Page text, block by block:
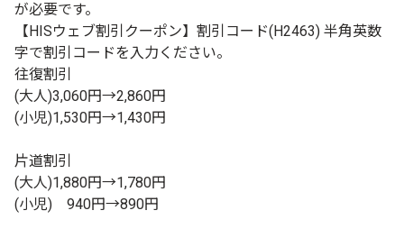
が必要です。
【HISウェブ割引クーポン】割引コード(H2463) 半角英数
字で割引コードを入力ください。
往復割引
(大人)3,060円→2,860円
(小児)1,530円→1,430円
片道割引
(大人)1,880円→1,780円
(小児) 940円→890円